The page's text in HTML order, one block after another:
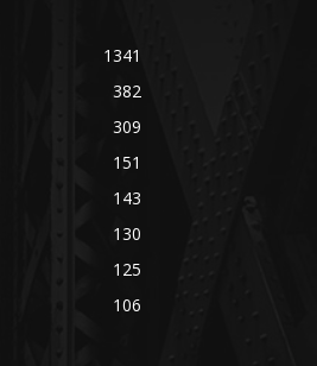
1341
382
309
151
143
130
125
106